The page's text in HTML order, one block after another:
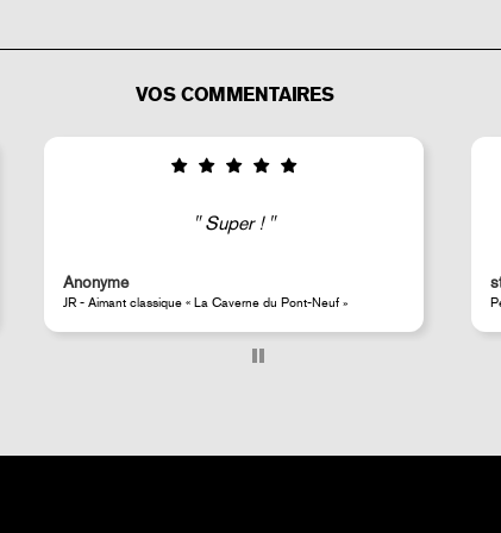
VOS COMMENTAIRES
Good selection of fairly rare products;
very fast shipping (within 24 hours) and
steeven d.
Perrotin Store Paris